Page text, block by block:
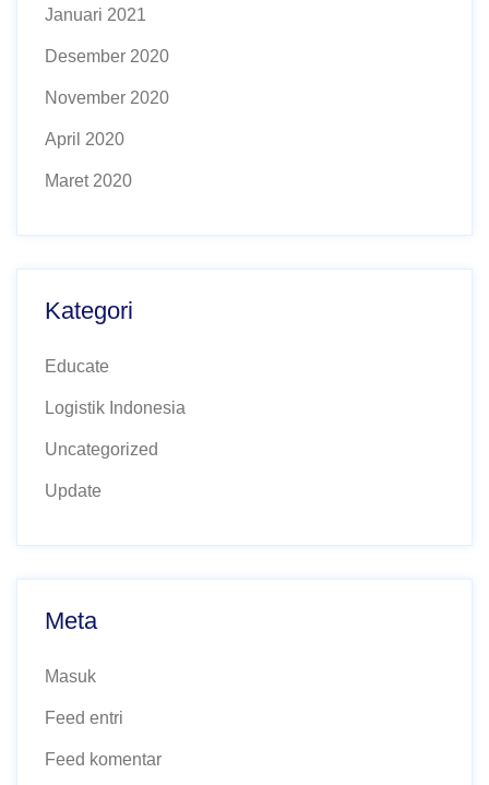
Januari 2021
Desember 2020
November 2020
April 2020
Maret 2020
Kategori
Educate
Logistik Indonesia
Uncategorized
Update
Meta
Masuk
Feed entri
Feed komentar